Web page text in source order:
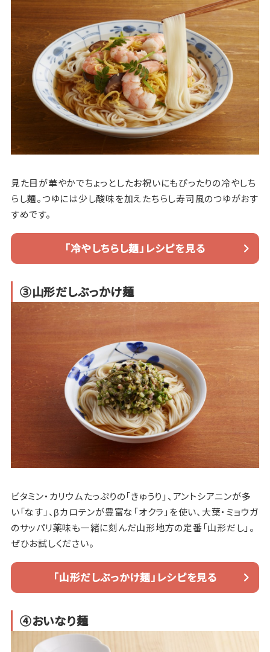
見た目が華やかでちょっとしたお祝いにもぴったりの冷やしち
らし麺。つゆには少し酸味を加えたちらし寿司風のつゆがおす
すめです。
「冷やしちらし麺」レシピを見る
③山形だしぶっかけ麺
ビタミン・カリウムたっぷりの「きゅうり」、アントシアニンが多
い「なす」、βカロテンが豊富な「オクラ」を使い、大葉・ミョウガ
のサッパリ薬味も一緒に刻んだ山形地方の定番「山形だし」。
ぜひお試しください。
「山形だしぶっかけ麺」レシピを見る
④おいなり麺